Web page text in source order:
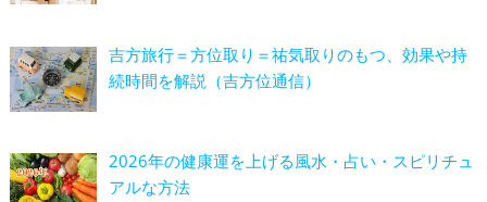
吉方旅行＝方位取り＝祐気取りのもつ、効果や持
続時間を解説（吉方位通信）
2026年の健康運を上げる風水・占い・スピリチュ
アルな方法